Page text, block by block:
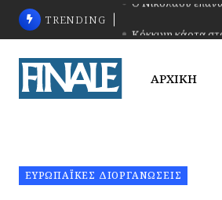
TRENDING
ΑΡΧΙΚΗ
ΕΥΡΩΠΑΪΚΈΣ ΔΙΟΡΓΑΝΏΣΕΙΣ